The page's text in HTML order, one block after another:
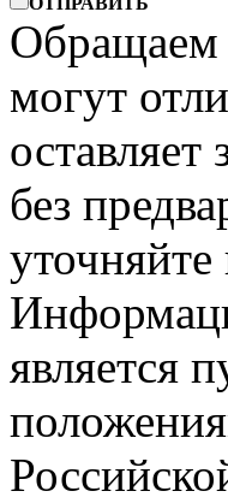
Обращаем
могут
оставляет
без
является